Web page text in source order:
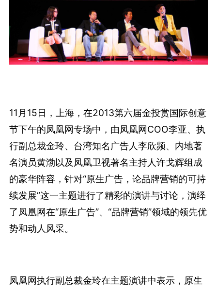
11月15日，上海，在2013第六届金投赏国际创意
节下午的凤凰网专场中，由凤凰网COO李亚、执
行副总裁金玲、台湾知名广告人李欣频、内地著
名演员黄渤以及凤凰卫视著名主持人许戈辉组成
的豪华阵容，针对“原生广告，论品牌营销的可持
续发展”这一主题进行了精彩的演讲与讨论，演绎
了凤凰网在“原生广告”、“品牌营销”领域的领先优
势和动人风采。
凤凰网执行副总裁金玲在主题演讲中表示，原生